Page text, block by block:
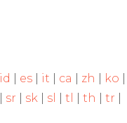
id es it ca zh ko
sr sk sl tl th tr